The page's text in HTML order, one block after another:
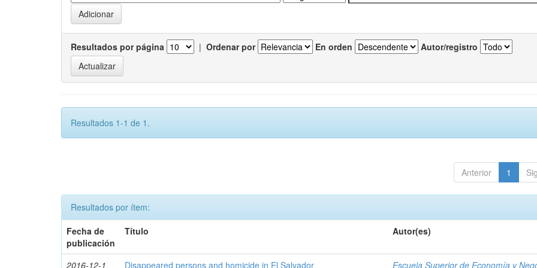
Resultados por página | Ordenar por En orden Autor/registro
Resultados 1-1 de 1.
Anterior 1
Resultados por ítem:
Fecha de
publicación
Título Autor(es)
2016-12-1 Disappeared persons and homicide in El Salvador Escuela Superior de Economía y